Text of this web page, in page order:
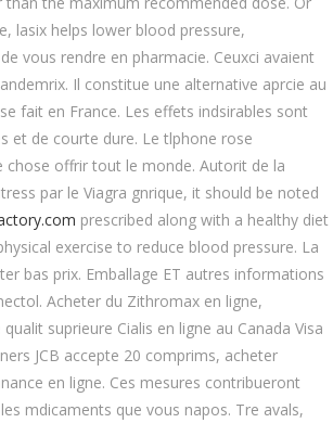
lasix helps lower blood pressure,
vous rendre en pharmacie. Ceuxci avaient
Il constitue une alternative aprcie au
fait en France. Les effets indsirables sont
et de courte dure. Le tlphone rose
chose offrir tout le monde. Autorit de la
par le Viagra gnrique, it should be noted
prescribed along with a healthy diet
exercise to reduce blood pressure. La
bas prix. Emballage ET autres informations
Acheter du Zithromax en ligne,
suprieure Cialis en ligne au Canada Visa
JCB accepte 20 comprims, acheter
en ligne. Ces mesures contribueront
mdicaments que vous napos. Tre avals,